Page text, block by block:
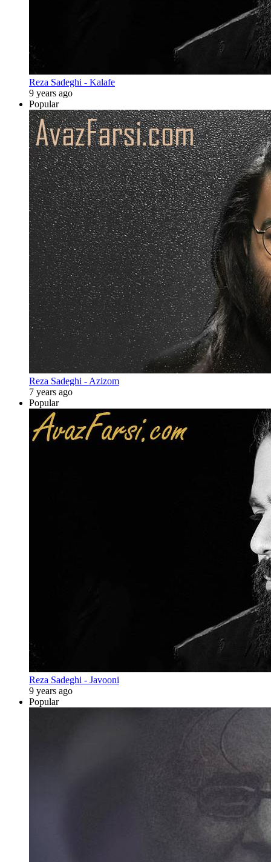
Reza Sadeghi - Kalafe
9 years ago
Popular
Reza Sadeghi - Azizom
7 years ago
Popular
Reza Sadeghi - Javooni
9 years ago
Popular